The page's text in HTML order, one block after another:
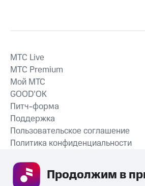
СКАЧАТЬ
MTС Live
MTС Premium
Мой МТС
GOOD’OK
Питч-форма
Поддержка
Пользовательское соглашение
Политика конфиденциальности